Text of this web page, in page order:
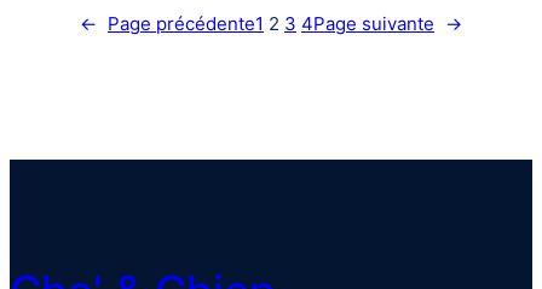
← Page précédente1 2 3 4Page suivante →